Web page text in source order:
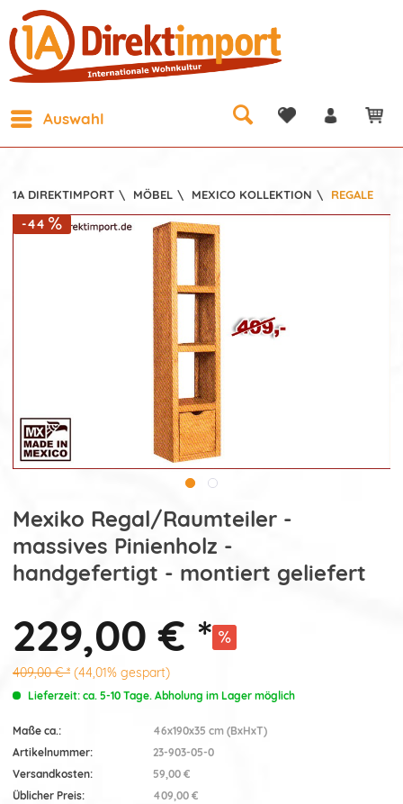
Auswahl
1A DIREKTIMPORT \ MÖBEL \ MEXICO KOLLEKTION \ REGALE
-44
Mexiko Regal/Raumteiler -
massives Pinienholz -
handgefertigt - montiert geliefert
229,00 € *
409,00 € * (44,01% gespart)
Lieferzeit: ca. 5-10 Tage. Abholung im Lager möglich
Maße ca.:
46x190x35 cm (BxHxT)
Artikelnummer:
23-903-05-0
Versandkosten:
59,00 €
Üblicher Preis:
409,00 €